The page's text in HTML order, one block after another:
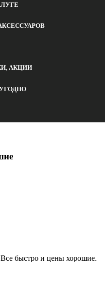
АКЦИИ
быстро и цены хорошие.